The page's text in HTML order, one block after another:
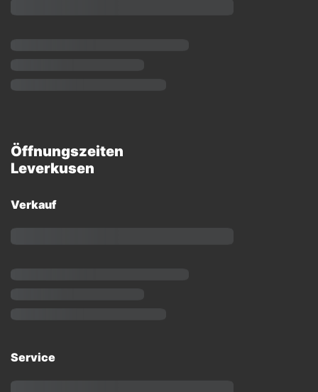
Öffnungszeiten
Leverkusen
Verkauf
Service